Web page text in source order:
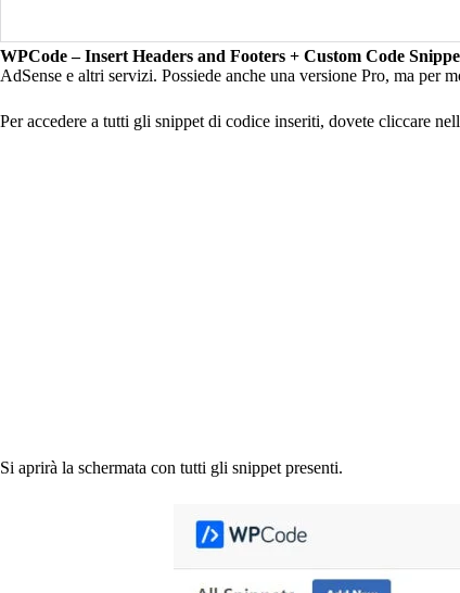
WPCode – Insert Headers and Footers + Custom Code
AdSense e altri servizi. Possiede anche una versione Pro, ma per
Per accedere a tutti gli snippet di codice inseriti, dovete cliccare
Si aprirà la schermata con tutti gli snippet presenti.